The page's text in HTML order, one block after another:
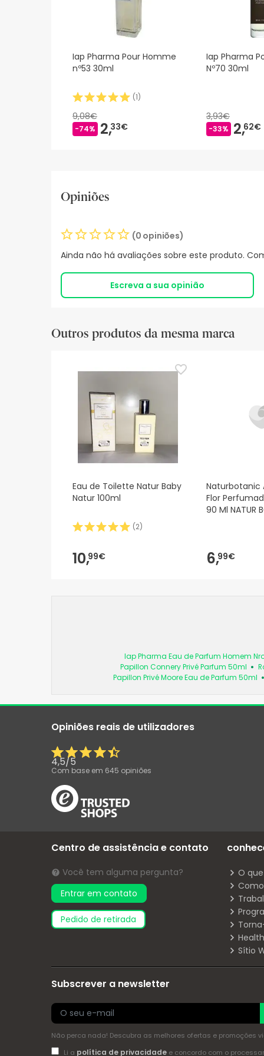
Iap Pharma Pour Homme
nº53 30ml
(1)
9,08€
-74% 2,33€
Iap Pharma
Nº70 30ml
3,93€
-33% 2,62€
Opiniões
(0 opiniões)
Ainda não há avaliações sobre este produto.
Escreva a sua opinião
Outros produtos da mesma marca
Eau de Toilette Natur Baby
Natur 100ml
(2)
10,99€
Naturbotanic
Flor
90 Ml NATUR
6,99€
Iap Pharma Eau de Parfum Homem
Papillon Connery Privé Parfum 50ml
Papillon Privé Moore Eau de Parfum 50ml
Opiniões reais de utilizadores
4,5/5
Com base em 645 opiniões
Centro de assistência e contato
Você tem alguma pergunta?
Entrar em contato
pedido de retirada
O
Sítio
Subscrever a newsletter
Não perca nada! Descubra as melhores ofertas e promoções
Li a política de privacidadee concordo com o